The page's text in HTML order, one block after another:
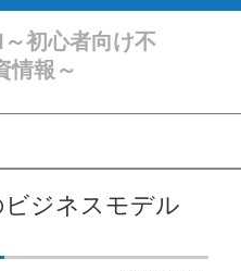
初心者向け不
情報～
ジネスモデル